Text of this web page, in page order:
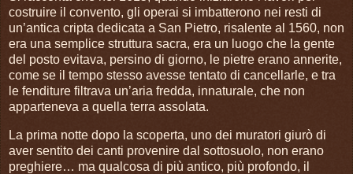
costruire il convento, gli operai si imbatterono nei resti di
un’antica cripta dedicata a San Pietro, risalente al 1560, non
era una semplice struttura sacra, era un luogo che la gente
del posto evitava, persino di giorno, le pietre erano annerite,
come se il tempo stesso avesse tentato di cancellarle, e tra
le fenditure filtrava un’aria fredda, innaturale, che non
apparteneva a quella terra assolata.
La prima notte dopo la scoperta, uno dei muratori giurò di
aver sentito dei canti provenire dal sottosuolo, non erano
preghiere… ma qualcosa di più antico, più profondo, il